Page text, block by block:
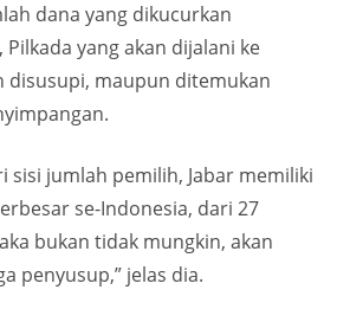
dana yang dikucurkan
yang akan dijalani ke
disusupi, maupun ditemukan
sisi jumlah pemilih, Jabar memiliki
se-Indonesia, dari 27
bukan tidak mungkin, akan
penyusup,” jelas dia.